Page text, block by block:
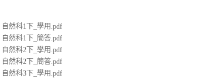
自然科1下_學用.pdf
自然科1下_簡答.pdf
自然科2下_學用.pdf
自然科2下_簡答.pdf
自然科3下_學用.pdf